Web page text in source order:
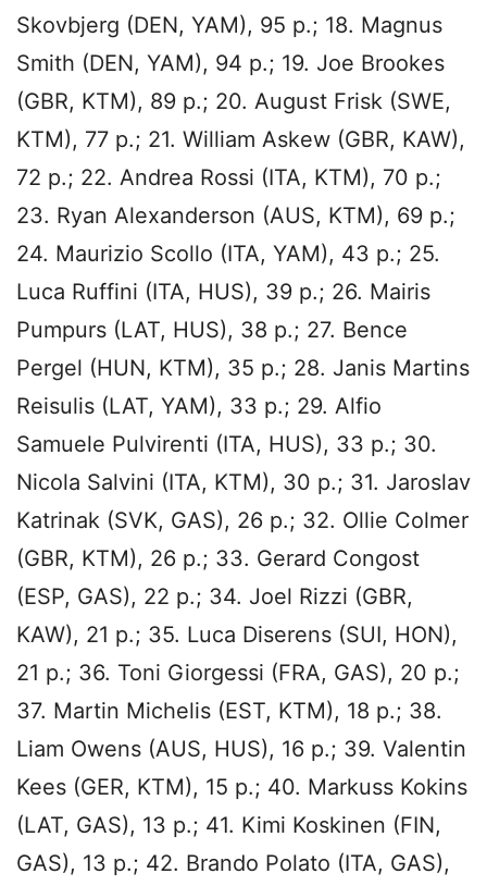
Skovbjerg (DEN, YAM), 95 p.; 18. Magnus
Smith (DEN, YAM), 94 p.; 19. Joe Brookes
(GBR, KTM), 89 p.; 20. August Frisk (SWE,
KTM), 77 p.; 21. William Askew (GBR, KAW),
72 p.; 22. Andrea Rossi (ITA, KTM), 70 p.;
23. Ryan Alexanderson (AUS, KTM), 69 p.;
24. Maurizio Scollo (ITA, YAM), 43 p.; 25.
Luca Ruffini (ITA, HUS), 39 p.; 26. Mairis
Pumpurs (LAT, HUS), 38 p.; 27. Bence
Pergel (HUN, KTM), 35 p.; 28. Janis Martins
Reisulis (LAT, YAM), 33 p.; 29. Alfio
Samuele Pulvirenti (ITA, HUS), 33 p.; 30.
Nicola Salvini (ITA, KTM), 30 p.; 31. Jaroslav
Katrinak (SVK, GAS), 26 p.; 32. Ollie Colmer
(GBR, KTM), 26 p.; 33. Gerard Congost
(ESP, GAS), 22 p.; 34. Joel Rizzi (GBR,
KAW), 21 p.; 35. Luca Diserens (SUI, HON),
21 p.; 36. Toni Giorgessi (FRA, GAS), 20 p.;
37. Martin Michelis (EST, KTM), 18 p.; 38.
Liam Owens (AUS, HUS), 16 p.; 39. Valentin
Kees (GER, KTM), 15 p.; 40. Markuss Kokins
(LAT, GAS), 13 p.; 41. Kimi Koskinen (FIN,
GAS), 13 p.; 42. Brando Polato (ITA, GAS),